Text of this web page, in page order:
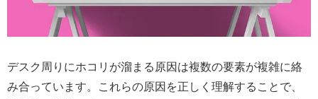
デスク周りにホコリが溜まる原因は複数の要素が複雑に絡
み合っています。これらの原因を正しく理解することで、